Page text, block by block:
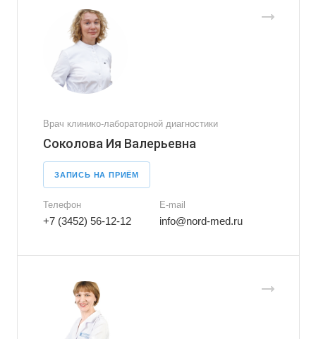
Врач клинико-лабораторной диагностики
Соколова Ия Валерьевна
ЗАПИСЬ НА ПРИЁМ
Телефон
+7 (3452) 56-12-12
E-mail
info@nord-med.ru